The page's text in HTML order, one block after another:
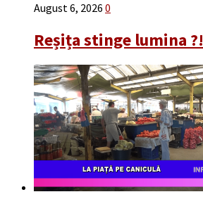
August 6, 2026 0
Reșița stinge lumina ?!